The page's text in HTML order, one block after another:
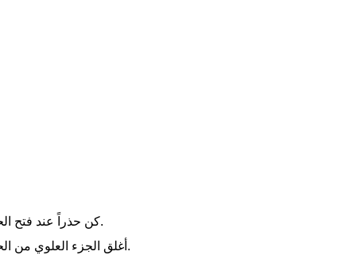
كن حذراً عند فتح الحقيبة عند أول مرة تستخدم فيها، لأنه سوف يكون مجعدًا ويؤثر على سطح المظهر.
أغلق الجزء العلوي من الحقيبة، فوق حفرة الدموع، لاحظ درجة حرارة المغلق الحراري لتجنب قطع الحقيبة.